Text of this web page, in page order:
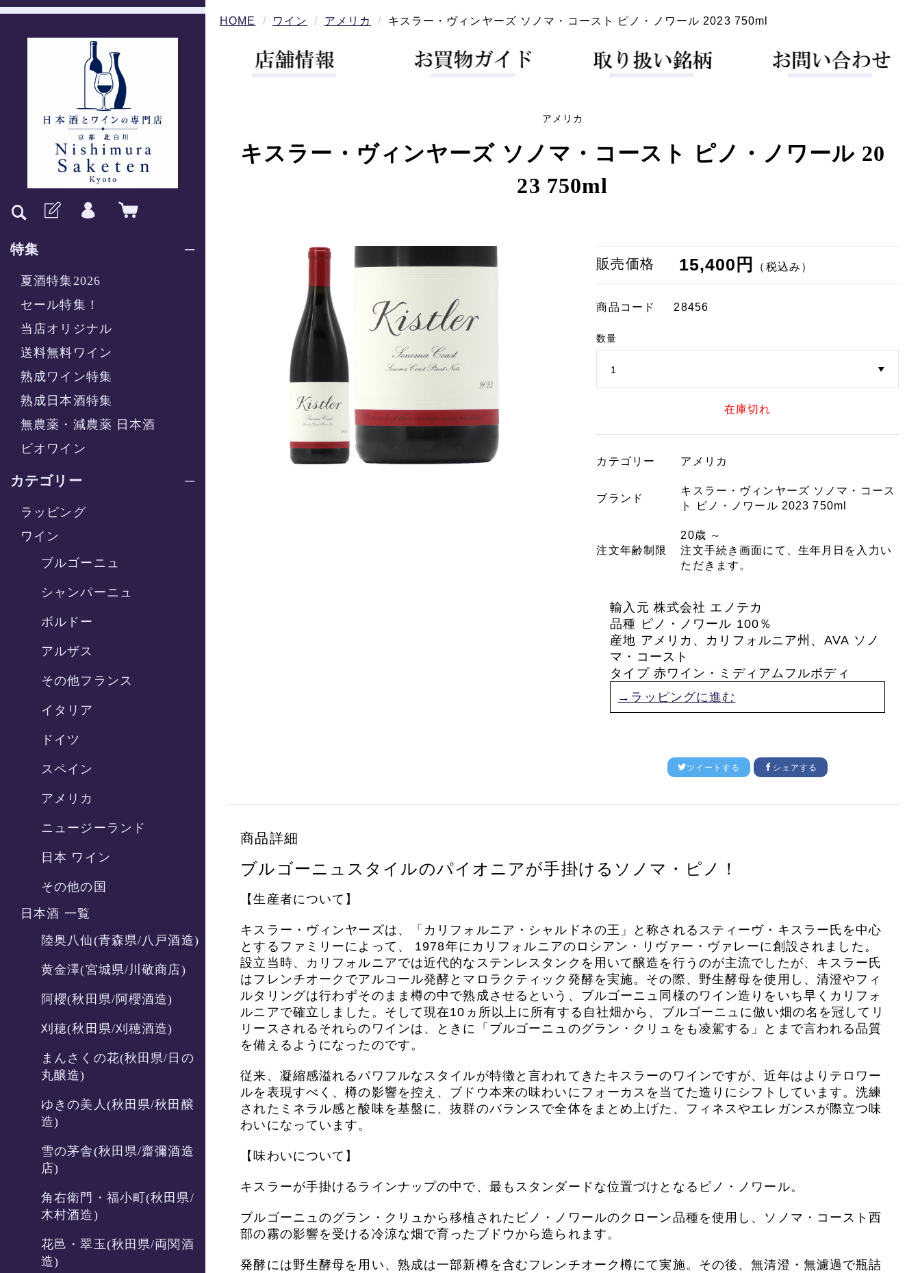
特集
夏酒特集2026
セール特集！
当店オリジナル
送料無料ワイン
熟成ワイン特集
熟成日本酒特集
無農薬・減農薬 日本酒
ビオワイン
カテゴリー
ラッピング
ワイン
ブルゴーニュ
シャンパーニュ
ボルドー
アルザス
その他フランス
イタリア
ドイツ
スペイン
アメリカ
ニュージーランド
日本 ワイン
その他の国
日本酒 一覧
陸奥八仙(青森県/八戸酒造)
黄金澤(宮城県/川敬商店)
阿櫻(秋田県/阿櫻酒造)
刈穂(秋田県/刈穂酒造)
まんさくの花(秋田県/日の
丸醸造)
ゆきの美人(秋田県/秋田醸
造)
雪の茅舎(秋田県/齋彌酒造
店)
角右衛門・福小町(秋田県/
木村酒造)
花邑・翠玉(秋田県/両関酒
造)
HOME ワイン アメリカ キスラー・ヴィンヤーズ ソノマ・コースト ピノ・ノワール 2023 750ml
アメリカ
キスラー・ヴィンヤーズ ソノマ・コースト ピノ・ノワール 20
23 750ml
販売価格 15,400円 （税込み）
商品コード 28456
数量
在庫切れ
カテゴリー アメリカ
ブランド
キスラー・ヴィンヤーズ ソノマ・コース
ト ピノ・ノワール 2023 750ml
注文年齢制限
20歳 ～
注文手続き画面にて、生年月日を入力い
ただきます。
輸入元 株式会社 エノテカ
品種 ピノ・ノワール 100％
産地 アメリカ、カリフォルニア州、 AVA ソノ
マ・コースト
タイプ 赤ワイン・ミディアムフルボディ
→ラッピングに進む
ツイートする シェアする
商品詳細
ブルゴーニュスタイルのパイオニアが手掛けるソノマ・ピノ！
【生産者について】
キスラー・ヴィンヤーズは、「カリフォルニア・シャルドネの王」と称されるスティーヴ・キスラー氏を中心
とするファミリーによって、 1978年にカリフォルニアのロシアン・リヴァー・ヴァレーに創設されました。
設立当時、カリフォルニアでは近代的なステンレスタンクを用いて醸造を行うのが主流でしたが、キスラー氏
はフレンチオークでアルコール発酵とマロラクティック発酵を実施。その際、野生酵母を使用し、清澄やフィ
ルタリングは行わずそのまま樽の中で熟成させるという、ブルゴーニュ同様のワイン造りをいち早くカリフォ
ルニアで確立しました。そして現在10ヵ所以上に所有する自社畑から、ブルゴーニュに倣い畑の名を冠してリ
リースされるそれらのワインは、ときに「ブルゴーニュのグラン・クリュをも凌駕する」とまで言われる品質
を備えるようになったのです。
従来、凝縮感溢れるパワフルなスタイルが特徴と言われてきたキスラーのワインですが、近年はよりテロワー
ルを表現すべく、樽の影響を控え、ブドウ本来の味わいにフォーカスを当てた造りにシフトしています。洗練
されたミネラル感と酸味を基盤に、抜群のバランスで全体をまとめ上げた、フィネスやエレガンスが際立つ味
わいになっています。
【味わいについて】
キスラーが手掛けるラインナップの中で、最もスタンダードな位置づけとなるピノ・ノワール。
ブルゴーニュのグラン・クリュから移植されたピノ・ノワールのクローン品種を使用し、ソノマ・コースト西
部の霧の影響を受ける冷涼な畑で育ったブドウから造られます。
発酵には野生酵母を用い、熟成は一部新樽を含むフレンチオーク樽にて実施。その後、無清澄・無濾過で瓶詰